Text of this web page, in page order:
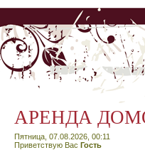
АРЕНДА
Пятница, 07.08.2026, 00:11
Приветствую Вас Гость